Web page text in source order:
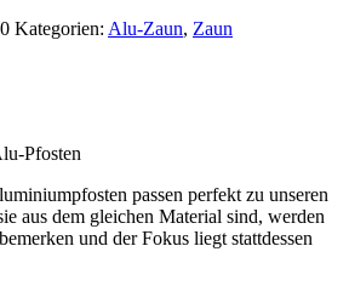
Kategorien: Alu-Zaun, Zaun
Pfosten
passen perfekt zu unseren
aus dem gleichen Material sind, werden
und der Fokus liegt stattdessen